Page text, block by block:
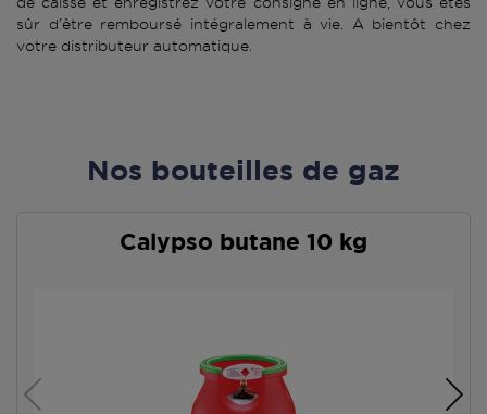
sûr d’être remboursé intégralement à vie. A bientôt chez
votre distributeur automatique.
Nos bouteilles de gaz
Calypso butane 10 kg